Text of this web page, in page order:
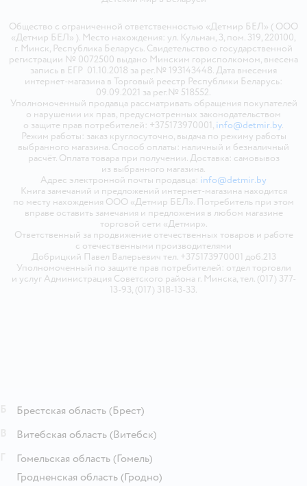
Общество с ограниченной ответственностью «Детмир БЕЛ» ( ООО
«Детмир БЕЛ» ). Место нахождения: ул. Кульман, 3, пом. 319, 220100,
г. Минск, Республика Беларусь. Свидетельство о государственной
регистрации № 0072500 выдано Минским горисполкомом, внесена
запись в ЕГР 01.10.2018 за рег.№ 193143448. Дата внесения
интернет-магазина в Торговый реестр Республики Беларусь:
09.09.2021 за рег.№ 518552.
Уполномоченный продавца рассматривать обращения покупателей
о нарушении их прав, предусмотренных законодательством
о защите прав потребителей: +375173970001, info@detmir.by.
Режим работы: заказ круглосуточно, выдача по режиму работы
выбранного магазина. Способ оплаты: наличный и безналичный
расчёт. Оплата товара при получении. Доставка: самовывоз
из выбранного магазина.
Адрес электронной почты продавца: info@detmir.by
Книга замечаний и предложений интернет-магазина находится
по месту нахождения ООО «Детмир БЕЛ». Потребитель при этом
вправе оставить замечания и предложения в любом магазине
торговой сети «Детмир».
Ответственный за продвижение отечественных товаров и работе
с отечественными производителями
Добрицкий Павел Валерьевич тел. +375173970001 доб.213
Уполномоченный по защите прав потребителей: отдел торговли
и услуг Администрация Советского района г. Минска, тел. (017) 377-
13-93, (017) 318-13-33.
Брестская область (Брест)
Витебская область (Витебск)
Гомельская область (Гомель)
Гродненская область (Гродно)